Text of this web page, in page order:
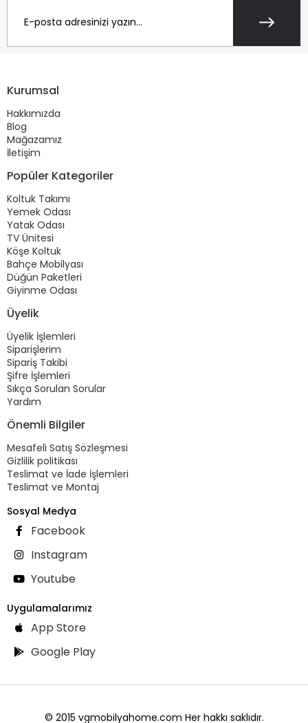
Kurumsal
Hakkımızda
Blog
Mağazamız
İletişim
Popüler Kategoriler
Koltuk Takımı
Yemek Odası
Yatak Odası
TV Ünitesi
Köşe Koltuk
Bahçe Mobilyası
Düğün Paketleri
Giyinme Odası
Üyelik
Üyelik İşlemleri
Siparişlerim
Sipariş Takibi
Şifre İşlemleri
Sıkça Sorulan Sorular
Yardım
Önemli Bilgiler
Mesafeli Satış Sözleşmesi
Gizlilik politikası
Teslimat ve İade İşlemleri
Teslimat ve Montaj
Sosyal Medya
Facebook
Instagram
Youtube
Uygulamalarımız
App Store
Google Play
© 2015 vgmobilyahome.com Her hakkı saklıdır.